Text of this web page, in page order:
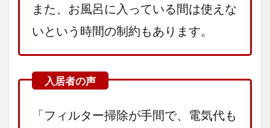
また、お風呂に入っている間は使えな
いという時間の制約もあります。
「フィルター掃除が手間で、電気代も